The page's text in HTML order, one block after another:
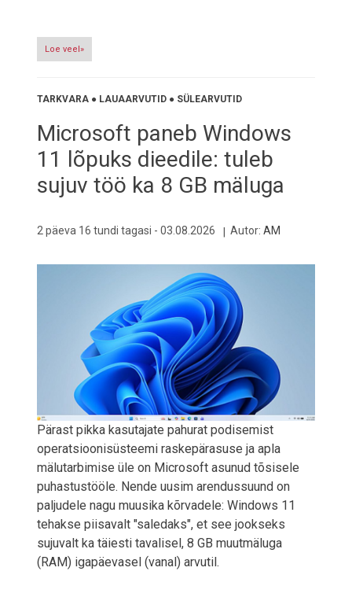
Loe veel»
TARKVARA ● LAUAARVUTID ● SÜLEARVUTID
Microsoft paneb Windows
11 lõpuks dieedile: tuleb
sujuv töö ka 8 GB mäluga
2 päeva 16 tundi tagasi - 03.08.2026 Autor: AM
Pärast pikka kasutajate pahurat podisemist
operatsioonisüsteemi raskepärasuse ja apla
mälutarbimise üle on Microsoft asunud tõsisele
puhastustööle. Nende uusim arendussuund on
paljudele nagu muusika kõrvadele: Windows 11
tehakse piisavalt "saledaks", et see jookseks
sujuvalt ka täiesti tavalisel, 8 GB muutmäluga
(RAM) igapäevasel (vanal) arvutil.